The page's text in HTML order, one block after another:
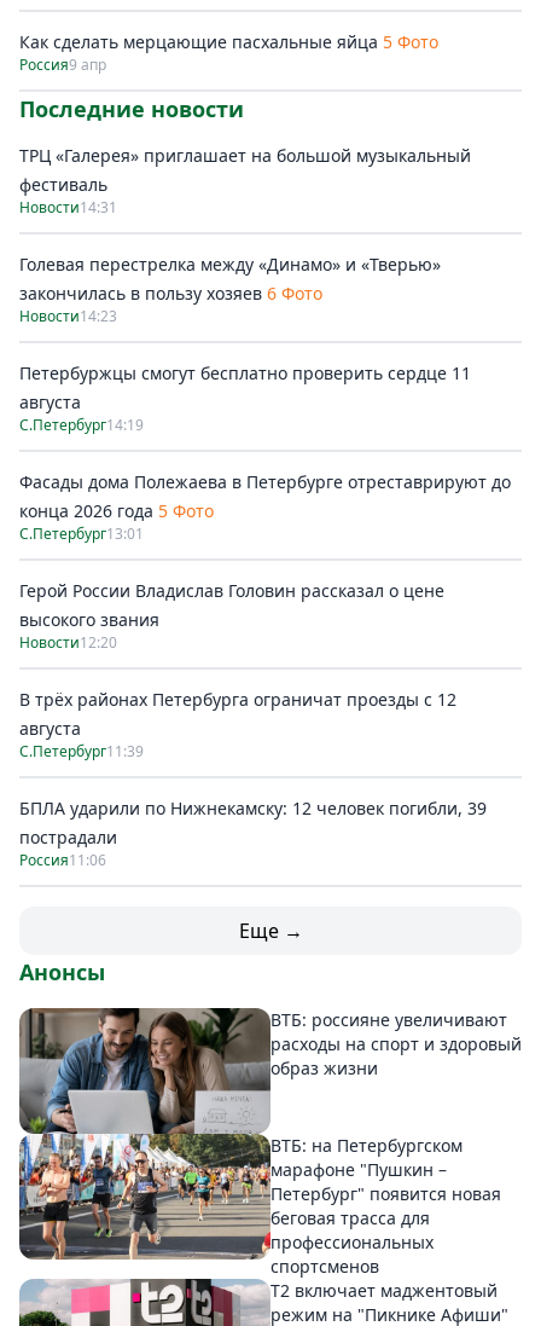
Как сделать мерцающие пасхальные яйца 5 Фото
Россия9 апр
Последние новости
ТРЦ «Галерея» приглашает на большой музыкальный
фестиваль
Новости14:31
Голевая перестрелка между «Динамо» и «Тверью»
закончилась в пользу хозяев 6 Фото
Новости14:23
Петербуржцы смогут бесплатно проверить сердце 11
августа
С.Петербург14:19
Фасады дома Полежаева в Петербурге отреставрируют до
конца 2026 года 5 Фото
С.Петербург13:01
Герой России Владислав Головин рассказал о цене
высокого звания
Новости12:20
В трёх районах Петербурга ограничат проезды с 12
августа
С.Петербург11:39
БПЛА ударили по Нижнекамску: 12 человек погибли, 39
пострадали
Россия11:06
Еще →
Анонсы
ВТБ: россияне увеличивают
расходы на спорт и здоровый
образ жизни
ВТБ: на Петербургском
марафоне "Пушкин –
Петербург" появится новая
беговая трасса для
профессиональных
спортсменов
Т2 включает маджентовый
режим на "Пикнике Афиши"